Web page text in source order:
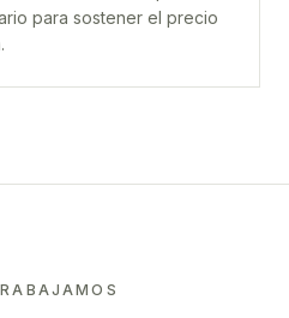
para sostener el precio